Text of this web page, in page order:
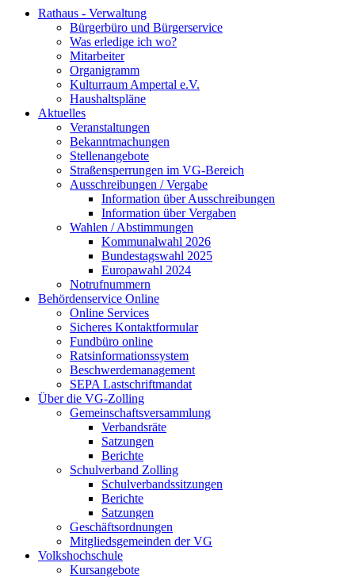
Rathaus - Verwaltung
Bürgerbüro und Bürgerservice
Was erledige ich wo?
Mitarbeiter
Organigramm
Kulturraum Ampertal e.V.
Haushaltspläne
Aktuelles
Veranstaltungen
Bekanntmachungen
Stellenangebote
Straßensperrungen im VG-Bereich
Ausschreibungen / Vergabe
Information über Ausschreibungen
Information über Vergaben
Wahlen / Abstimmungen
Kommunalwahl 2026
Bundestagswahl 2025
Europawahl 2024
Notrufnummern
Behördenservice Online
Online Services
Sicheres Kontaktformular
Fundbüro online
Ratsinformationssystem
Beschwerdemanagement
SEPA Lastschriftmandat
Über die VG-Zolling
Gemeinschaftsversammlung
Verbandsräte
Satzungen
Berichte
Schulverband Zolling
Schulverbandssitzungen
Berichte
Satzungen
Geschäftsordnungen
Mitgliedsgemeinden der VG
Volkshochschule
Kursangebote